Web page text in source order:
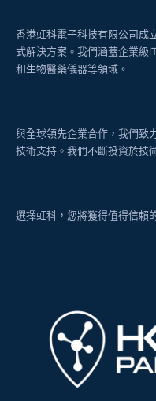
香港虹科電子科技有限公司成
式解決方案。我們涵蓋企業級
和生物醫藥儀器等領域。
與全球領先企業合作，我們致
技術支持。我們不斷投資於技
選擇虹科，您將獲得值得信賴